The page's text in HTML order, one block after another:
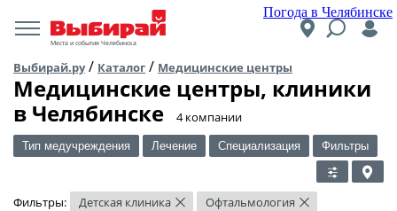
Погода в Челябинске
Места и события Челябинска
Выбирай.ру/ Каталог / Медицинские центры
Медицинские центры, клиники
в Челябинске
​4 компании
Тип медучреждения Лечение Специализация Фильтры
Фильтры: Детская клиника × Офтальмология ×